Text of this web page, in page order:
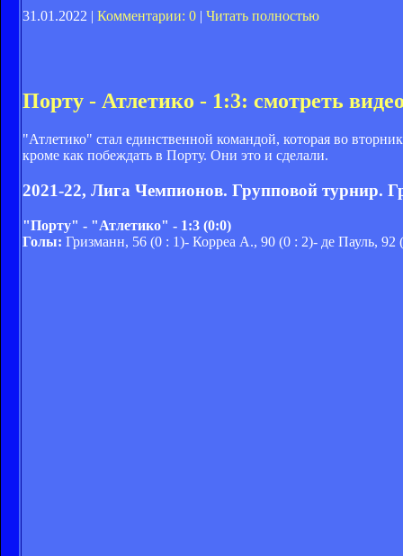
31.01.2022 | Комментарии: 0 | Читать полностью
Порту - Атлетико - 1:3: смотреть
"Атлетико" стал единственной командой, которая во
кроме как побеждать в Порту. Они это и сделали.
2021-22, Лига Чемпионов. Групповой турнир.
"Порту" - "Атлетико" - 1:3 (0:0)
Голы: Гризманн, 56 (0 : 1)- Корреа А., 90 (0 : 2)- де Пауль,